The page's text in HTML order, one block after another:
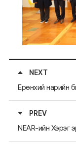
NEXT
PREV